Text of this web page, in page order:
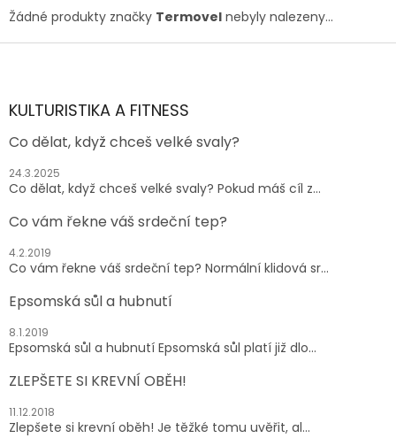
Žádné produkty značky Termovel nebyly nalezeny...
Z
aKULTURISTIKA A FITNESS
Co dělat, když chceš velké svaly?
24.3.2025
Co dělat, když chceš velké svaly? Pokud máš cíl z...
Co vám řekne váš srdeční tep?
4.2.2019
Co vám řekne váš srdeční tep? Normální klidová sr...
Epsomská sůl a hubnutí
8.1.2019
Epsomská sůl a hubnutí Epsomská sůl platí již dlo...
ZLEPŠETE SI KREVNÍ OBĚH!
11.12.2018
Zlepšete si krevní oběh! Je těžké tomu uvěřit, al...